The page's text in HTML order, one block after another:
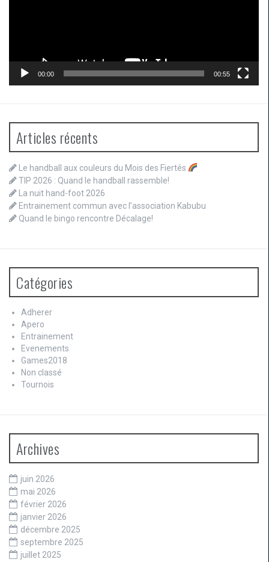
00:00 00:55
Articles récents
Le handball aux couleurs du Mois des Fiertés
TIP 2026 : Quand le handball rassemble!
La nuit hand-foot 2026
Entrainement commun avec l’association Kabubu
Quand le bingo rencontre Décalage!
Catégories
Adherer
Apero
Entrainement
Evenements
Games2018
Non classé
Tournois
Archives
juin 2026
mai 2026
février 2026
janvier 2026
décembre 2025
septembre 2025
juillet 2025